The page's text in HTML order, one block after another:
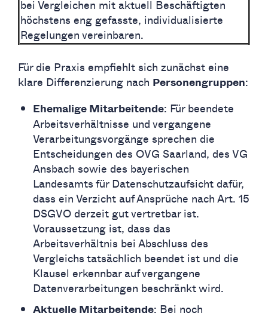
bei Vergleichen mit aktuell Beschäftigten
höchstens eng gefasste, individualisierte
Regelungen vereinbaren.
Für die Praxis empfiehlt sich zunächst eine
klare Differenzierung nach Personengruppen:
Ehemalige Mitarbeitende: Für beendete
Arbeitsverhältnisse und vergangene
Verarbeitungsvorgänge sprechen die
Entscheidungen des OVG Saarland, des VG
Ansbach sowie des bayerischen
Landesamts für Datenschutzaufsicht dafür,
dass ein Verzicht auf Ansprüche nach Art. 15
DSGVO derzeit gut vertretbar ist.
Voraussetzung ist, dass das
Arbeitsverhältnis bei Abschluss des
Vergleichs tatsächlich beendet ist und die
Klausel erkennbar auf vergangene
Datenverarbeitungen beschränkt wird.
Aktuelle Mitarbeitende: Bei noch